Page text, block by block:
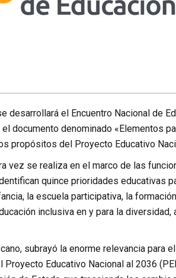
desarrollará el Encuentro Nacional de
documento denominado «Elementos
propósitos del Proyecto Educativo
vez se realiza en el marco de las
quince prioridades educativas
la escuela participativa, la
inclusiva en y para la
subrayó la enorme relevancia para
Educativo Nacional al 2036